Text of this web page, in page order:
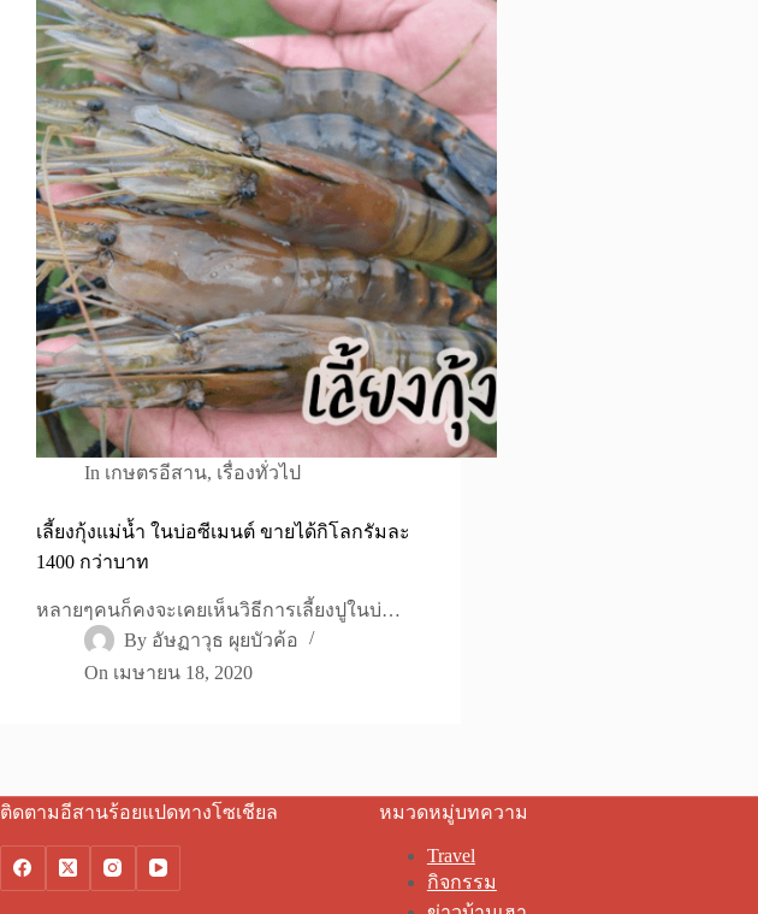
In เกษตรอีสาน, เรื่องทั่วไป
เลี้ยงกุ้งแม่น้ำ ในบ่อซีเมนต์ ขายได้กิโลกรัมละ
1400 กว่าบาท
หลายๆคนก็คงจะเคยเห็นวิธีการเลี้ยงปูในบ่…
By อัษฏาวุธ ผุยบัวค้อ
On เมษายน 18, 2020
ติดตามอีสานร้อยแปดทางโซเชียล หมวดหมู่บทความ
Travel
กิจกรรม